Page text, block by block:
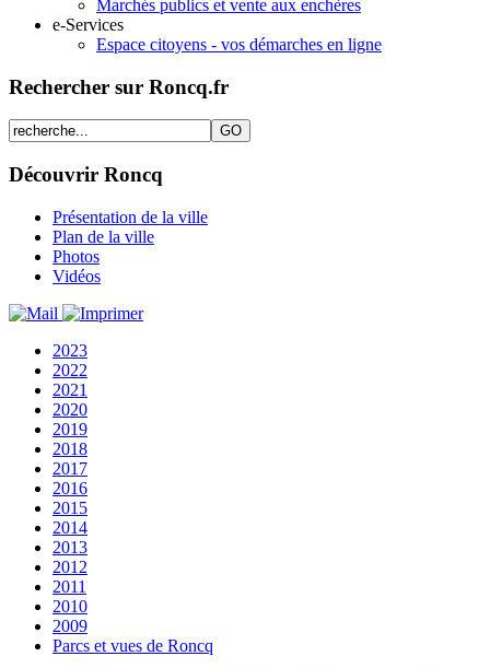
Marchés publics et vente aux enchères
e-Services
Espace citoyens - vos démarches en ligne
Rechercher sur Roncq.fr
Découvrir Roncq
Présentation de la ville
Plan de la ville
Photos
Vidéos
2023
2022
2021
2020
2019
2018
2017
2016
2015
2014
2013
2012
2011
2010
2009
Parcs et vues de Roncq